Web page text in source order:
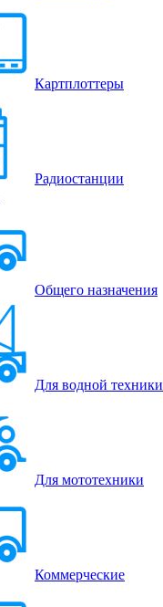
Картплоттеры
Радиостанции
Общего назначения
Для водной техники
Для мототехники
Коммерческие